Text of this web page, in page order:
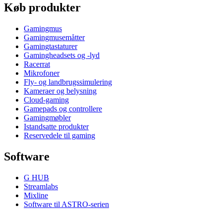
Køb produkter
Gamingmus
Gamingmusemåtter
Gamingtastaturer
Gamingheadsets og -lyd
Racerrat
Mikrofoner
Fly- og landbrugssimulering
Kameraer og belysning
Cloud-gaming
Gamepads og controllere
Gamingmøbler
Istandsatte produkter
Reservedele til gaming
Software
G HUB
Streamlabs
Mixline
Software til ASTRO-serien